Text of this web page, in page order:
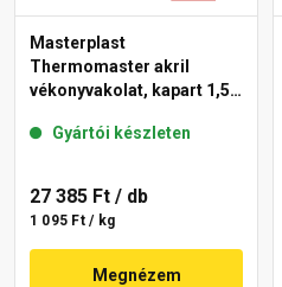
Masterplast
Thermomaster akril
vékonyvakolat, kapart 1,5
Gyártói készleten
27 385 Ft / db
1 095 Ft / kg
Megnézem